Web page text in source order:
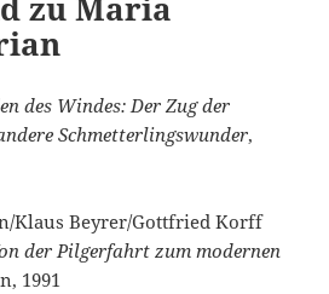
zu Maria
des Windes: Der Zug der
Schmetterlingswunder,
Klaus Beyrer/Gottfried Korff
der Pilgerfahrt zum modernen
1991